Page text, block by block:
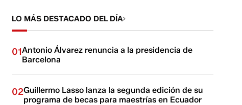
LO MÁS DESTACADO DEL DÍA
01Antonio Álvarez renuncia a la presidencia de
Barcelona
02Guillermo Lasso lanza la segunda edición de su
programa de becas para maestrías en Ecuador